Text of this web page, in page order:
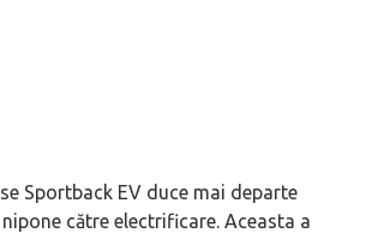
Sportback EV duce mai departe
către electrificare. Aceasta a